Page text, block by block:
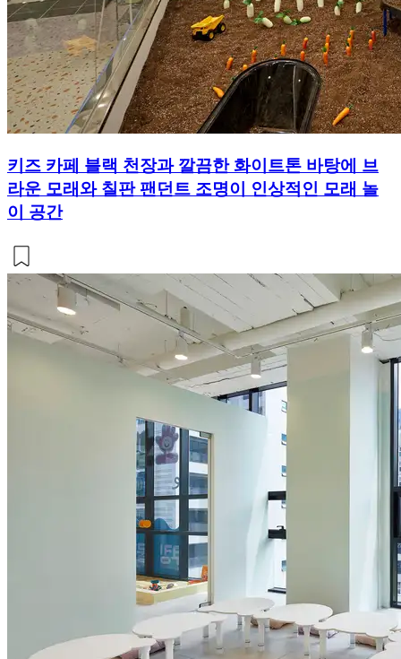
키즈 카페 블랙 천장과 깔끔한 화이트톤 바탕에 브
라운 모래와 칠판 팬던트 조명이 인상적인 모래 놀
이 공간